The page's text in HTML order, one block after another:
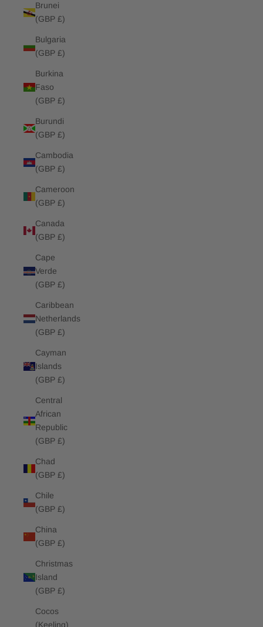
Brunei
(GBP £)
Bulgaria
(GBP £)
Burkina
Faso
(GBP £)
Burundi
(GBP £)
Cambodia
(GBP £)
Cameroon
(GBP £)
Canada
(GBP £)
Cape
Verde
(GBP £)
Caribbean
Netherlands
(GBP £)
Cayman
Islands
(GBP £)
Central
African
Republic
(GBP £)
Chad
(GBP £)
Chile
(GBP £)
China
(GBP £)
Christmas
Island
(GBP £)
Cocos
(Keeling)